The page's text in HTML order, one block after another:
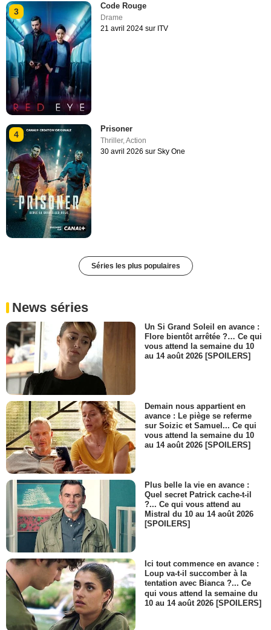
3
Code Rouge
Drame
21 avril 2024 sur ITV
4
Prisoner
Thriller,Action
30 avril 2026 sur Sky One
Séries les plus populaires
News séries
Un Si Grand Soleil en avance :
Flore bientôt arrêtée ?… Ce qui
vous attend la semaine du 10
au 14 août 2026 [SPOILERS]
Demain nous appartient en
avance : Le piège se referme
sur Soizic et Samuel... Ce qui
vous attend la semaine du 10
au 14 août 2026 [SPOILERS]
Plus belle la vie en avance :
Quel secret Patrick cache-t-il
?... Ce qui vous attend au
Mistral du 10 au 14 août 2026
[SPOILERS]
Ici tout commence en avance :
Loup va-t-il succomber à la
tentation avec Bianca ?... Ce
qui vous attend la semaine du
10 au 14 août 2026 [SPOILERS]